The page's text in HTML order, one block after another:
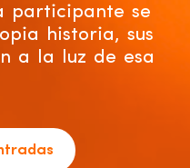
participante se
historia, sus
a la luz de esa